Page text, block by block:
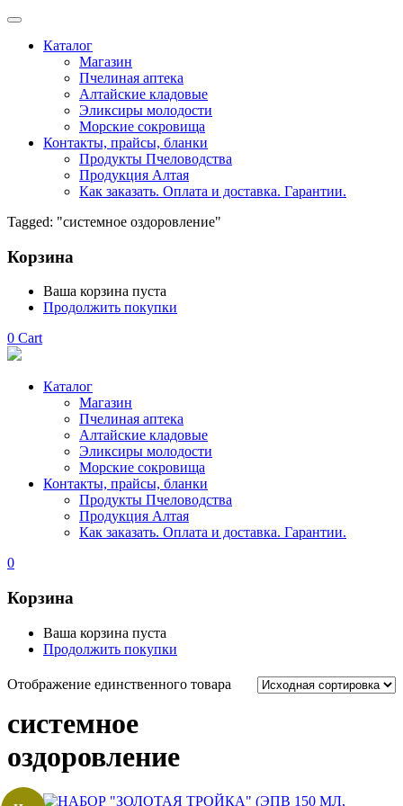
Каталог
Магазин
Пчелиная аптека
Алтайские кладовые
Эликсиры молодости
Морские сокровища
Контакты, прайсы, бланки
Продукты Пчеловодства
Продукция Алтая
Как заказать. Оплата и доставка. Гарантии.
Tagged: "системное оздоровление"
Корзина
Ваша корзина пуста
Продолжить покупки
0 Cart
Каталог
Магазин
Пчелиная аптека
Алтайские кладовые
Эликсиры молодости
Морские сокровища
Контакты, прайсы, бланки
Продукты Пчеловодства
Продукция Алтая
Как заказать. Оплата и доставка. Гарантии.
0
Корзина
Ваша корзина пуста
Продолжить покупки
Отображение единственного товара
системное
оздоровление